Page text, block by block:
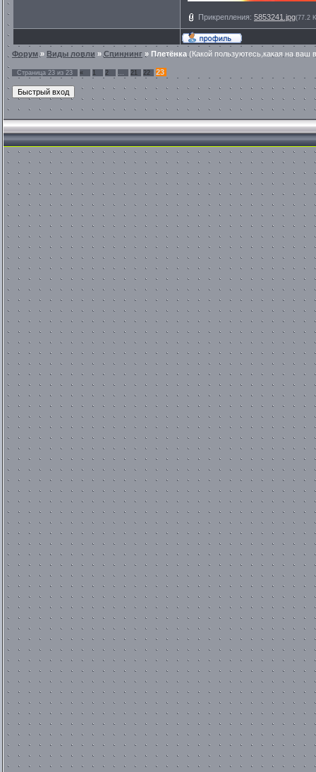
Прикрепления: 5853241.jpg(77.2
Форум » Виды ловли » Спиннинг » Плетёнка (Какой пользуютесь,какая на ваш
Страница 23 из 23 « 1 2 … 21 22 23